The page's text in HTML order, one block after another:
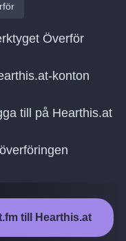
Överför
konton
till på Hearthis.at
till Hearthis.at